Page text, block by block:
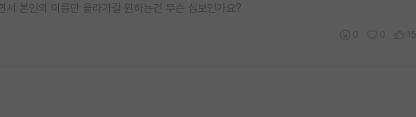
본인의 이름만 올라가길 원하는건 무슨 심보인가요?